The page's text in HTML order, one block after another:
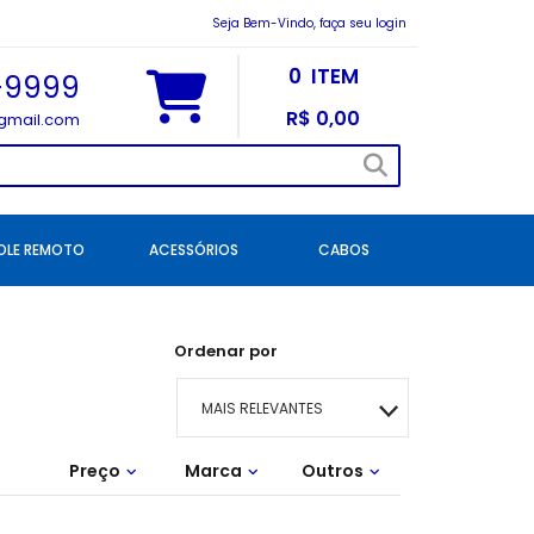
Seja Bem-Vindo, faça seu login
9999 0 ITEM
R$ 0,00
REMOTO ACESSÓRIOS CABOS
Ordenar por
MAIS RELEVANTES
MAIS VENDIDOS
Preço Marca
Orçamento de
Outros